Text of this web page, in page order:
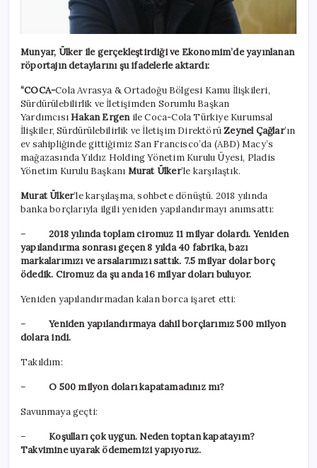
Munyar, Ülker ile gerçekleştirdiği ve Ekonomim’de yayınlanan
röportajın detaylarını şu ifadelerle aktardı:
“COCA-Cola Avrasya & Ortadoğu Bölgesi Kamu İlişkileri,
Sürdürülebilirlik ve İletişimden Sorumlu Başkan
YardımcısıHakan Ergen ile Coca-Cola Türkiye Kurumsal
İlişkiler, Sürdürülebilirlik ve İletişim DirektörüZeynel Çağlar’ın
ev sahipliğinde gittiğimiz San Francisco’da (ABD) Macy’s
mağazasında Yıldız Holding Yönetim Kurulu Üyesi, Pladis
Yönetim Kurulu Başkanı Murat Ülker’le karşılaştık.
Murat Ülker’le karşılaşma, sohbete dönüştü. 2018 yılında
banka borçlarıyla ilgili yeniden yapılandırmayı anımsattı:
–2018 yılında toplam ciromuz 11 milyar dolardı. Yeniden
yapılandırma sonrası geçen 8 yılda 40 fabrika, bazı
markalarımızı ve arsalarımızı sattık. 7.5 milyar dolar borç
ödedik. Ciromuz da şu anda 16 milyar doları buluyor.
Yeniden yapılandırmadan kalan borca işaret etti:
–Yeniden yapılandırmaya dahil borçlarımız 500 milyon
dolara indi.
Takıldım:
–O 500 milyon doları kapatamadınız mı?
Savunmaya geçti:
–Koşulları çok uygun. Neden toptan kapatayım?
Takvimine uyarak ödememizi yapıyoruz.